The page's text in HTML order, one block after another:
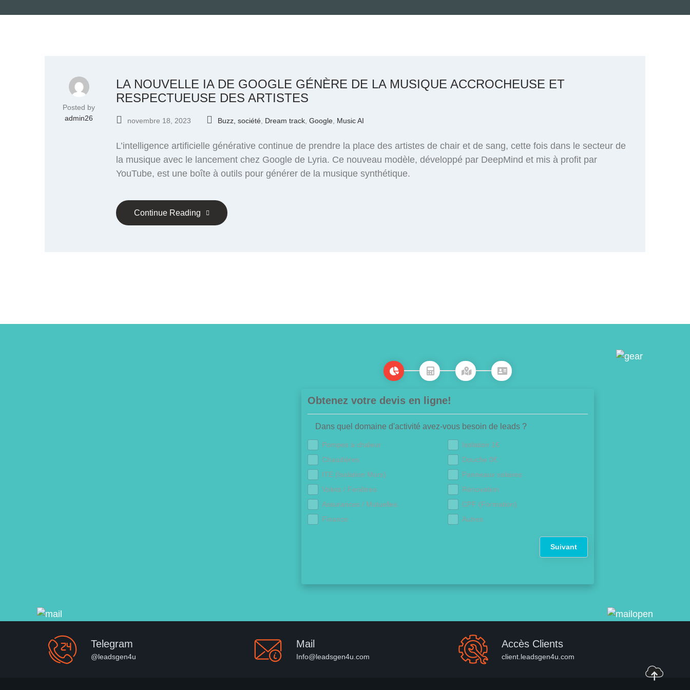
Posted by
admin26
LA NOUVELLE IA DE GOOGLE GÉNÈRE DE LA MUSIQUE ACCROCHEUSE ET
RESPECTUEUSE DES ARTISTES
novembre 18, 2023 Buzz, société Dream track Google Music AI
L’intelligence artificielle générative continue de prendre la place des artistes de chair et de sang, cette fois dans le secteur de
la musique avec le lancement chez Google de Lyria. Ce nouveau modèle, développé par DeepMind et mis à profit par
YouTube, est une boîte à outils pour générer de la musique synthétique.
Continue Reading
Obtenez votre devis en ligne!
Dans quel domaine d'activité avez-vous besoin de leads ?
Pompes à chaleur
Isolation 1€
Chaudières
Douche 0€
ITE (Isolation Murs)
Panneaux solaires
Volets / Fenêtres
Rénovation
Assurances / Mutuelles
CPF (Formation)
Finance
Autres
Suivant
Telegram
@leadsgen4u
Mail
Info@leadsgen4u.com
Accès Clients
client.leadsgen4u.com